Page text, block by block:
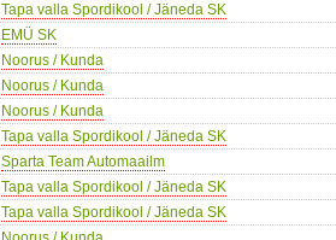
Tapa valla Spordikool / Jäneda SK
EMÜ SK
Noorus / Kunda
Noorus / Kunda
Noorus / Kunda
Tapa valla Spordikool / Jäneda SK
Sparta Team Automaailm
Tapa valla Spordikool / Jäneda SK
Tapa valla Spordikool / Jäneda SK